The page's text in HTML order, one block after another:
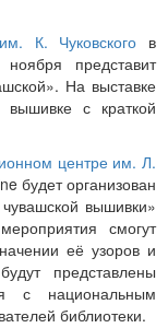
К. Чуковского в
представит
На выставке
вышивке с краткой
центре им. Л.
будет организован
вышивки»
смогут
её узоров и
представлены
с национальным
библиотеки.